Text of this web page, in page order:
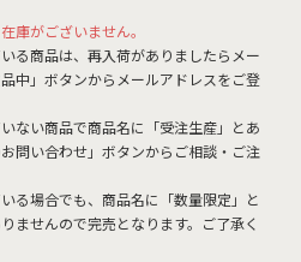
庫がございません。
る商品は、再入荷がありましたらメー
中」ボタンからメールアドレスをご登
ない商品で商品名に「受注生産」とあ
問い合わせ」ボタンからご相談・ご注
る場合でも、商品名に「数量限定」と
ませんので完売となります。ご了承く